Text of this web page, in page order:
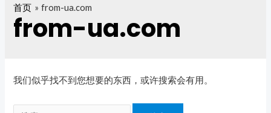
首页 from-ua.com
from-ua.com
我们似乎找不到您想要的东西，或许搜索会有用。